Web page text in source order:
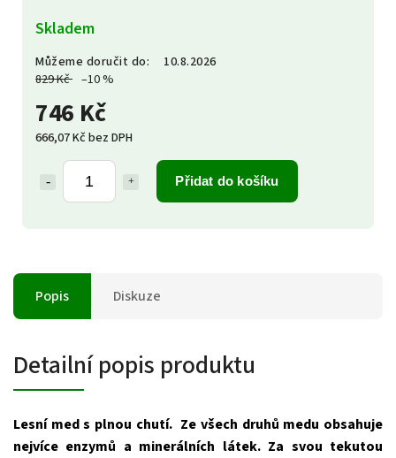
829 Kč –10 %
746 Kč
666,07 Kč bez DPH
Přidat do košíku
Skladem
Můžeme doručit do: 10.8.2026
Popis Diskuze
Detailní popis produktu
Lesní med s plnou chutí. Ze všech druhů medu obsahuje
nejvíce enzymů a minerálních látek. Za svou tekutou